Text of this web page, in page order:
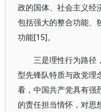
政的国体、社会主义经
包括强大的整合功能、
功能[15]。
三是理性行为路径
型先锋队特质与政党理
看，中国共产党具有强
的责任担当情怀，对思